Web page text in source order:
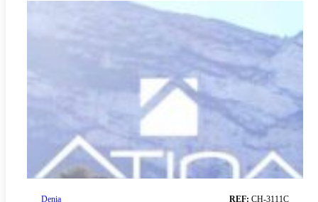
Denia REF: CH-3111C